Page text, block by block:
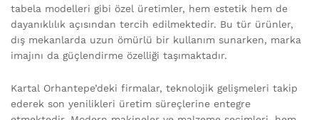
tabela modelleri gibi özel üretimler, hem estetik hem de
dayanıklılık açısından tercih edilmektedir. Bu tür ürünler,
dış mekanlarda uzun ömürlü bir kullanım sunarken, marka
imajını da güçlendirme özelliği taşımaktadır.
Kartal Orhantepe’deki firmalar, teknolojik gelişmeleri takip
ederek son yenilikleri üretim süreçlerine entegre